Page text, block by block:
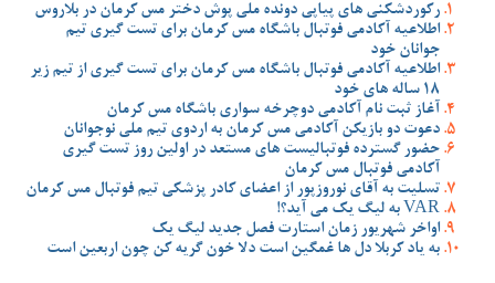
رکوردشکنی های پیاپی دونده ملی پوش دختر مس کرمان در بلاروس
اطلاعیه آکادمی فوتبال باشگاه مس کرمان برای تست گیری تیم
جوانان خود
اطلاعیه آکادمی فوتبال باشگاه مس کرمان برای تست گیری از تیم زیر
18 ساله های خود
آغاز ثبت نام آکادمی دوچرخه سواری باشگاه مس کرمان
دعوت دو بازیکن آکادمی مس کرمان به اردوی تیم ملی نوجوانان
حضور گسترده فوتبالیست های مستعد در اولین روز تست گیری
آکادمی فوتبال مس کرمان
تسلیت به آقای نوروزپور از اعضای کادر پزشکی تیم فوتبال مس کرمان
VAR به لیگ یک می آید؟!
اواخر شهریور زمان استارت فصل جدید لیگ یک
به یاد کربلا دل ها غمگین است دلا خون گریه کن چون اربعین است